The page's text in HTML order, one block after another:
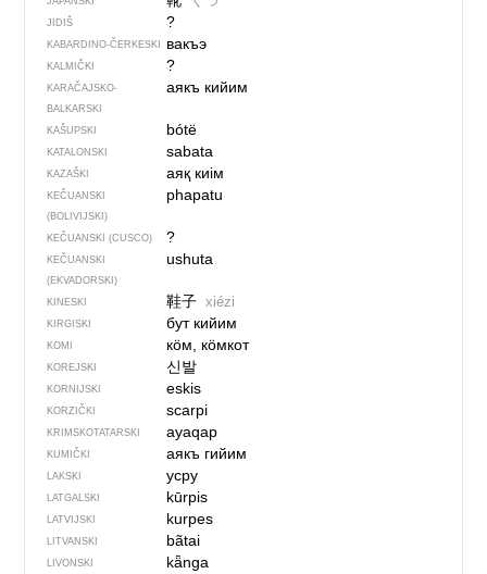
JIDIŠ ?
KABARDINO-ČERKESKI вакъэ
KALMIČKI ?
KARAČAJSKO-
BALKARSKI
аякъ кийим
KAŠUPSKI bótë
KATALONSKI sabata
KAZAŠKI аяқ киім
KEČUANSKI
(BOLIVIJSKI)
phapatu
KEČUANSKI (CUSCO) ?
KEČUANSKI
(EKVADORSKI)
ushuta
KINESKI 鞋子 xiézi
KIRGISKI бут кийим
KOMI кӧм, кӧмкот
KOREJSKI 신발
KORNIJSKI eskis
KORZIČKI scarpi
KRIMSKOTATARSKI ayaqap
KUMIČKI аякъ гийим
LAKSKI усру
LATGALSKI kūrpis
LATVIJSKI kurpes
LITVANSKI bãtai
LIVONSKI kǟnga